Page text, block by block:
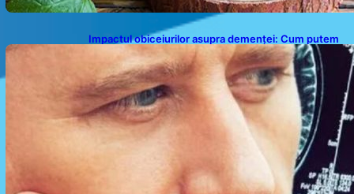
Impactul obiceiurilor asupra demenței: Cum putem
preveni îmbătrânirea prematură a creierului